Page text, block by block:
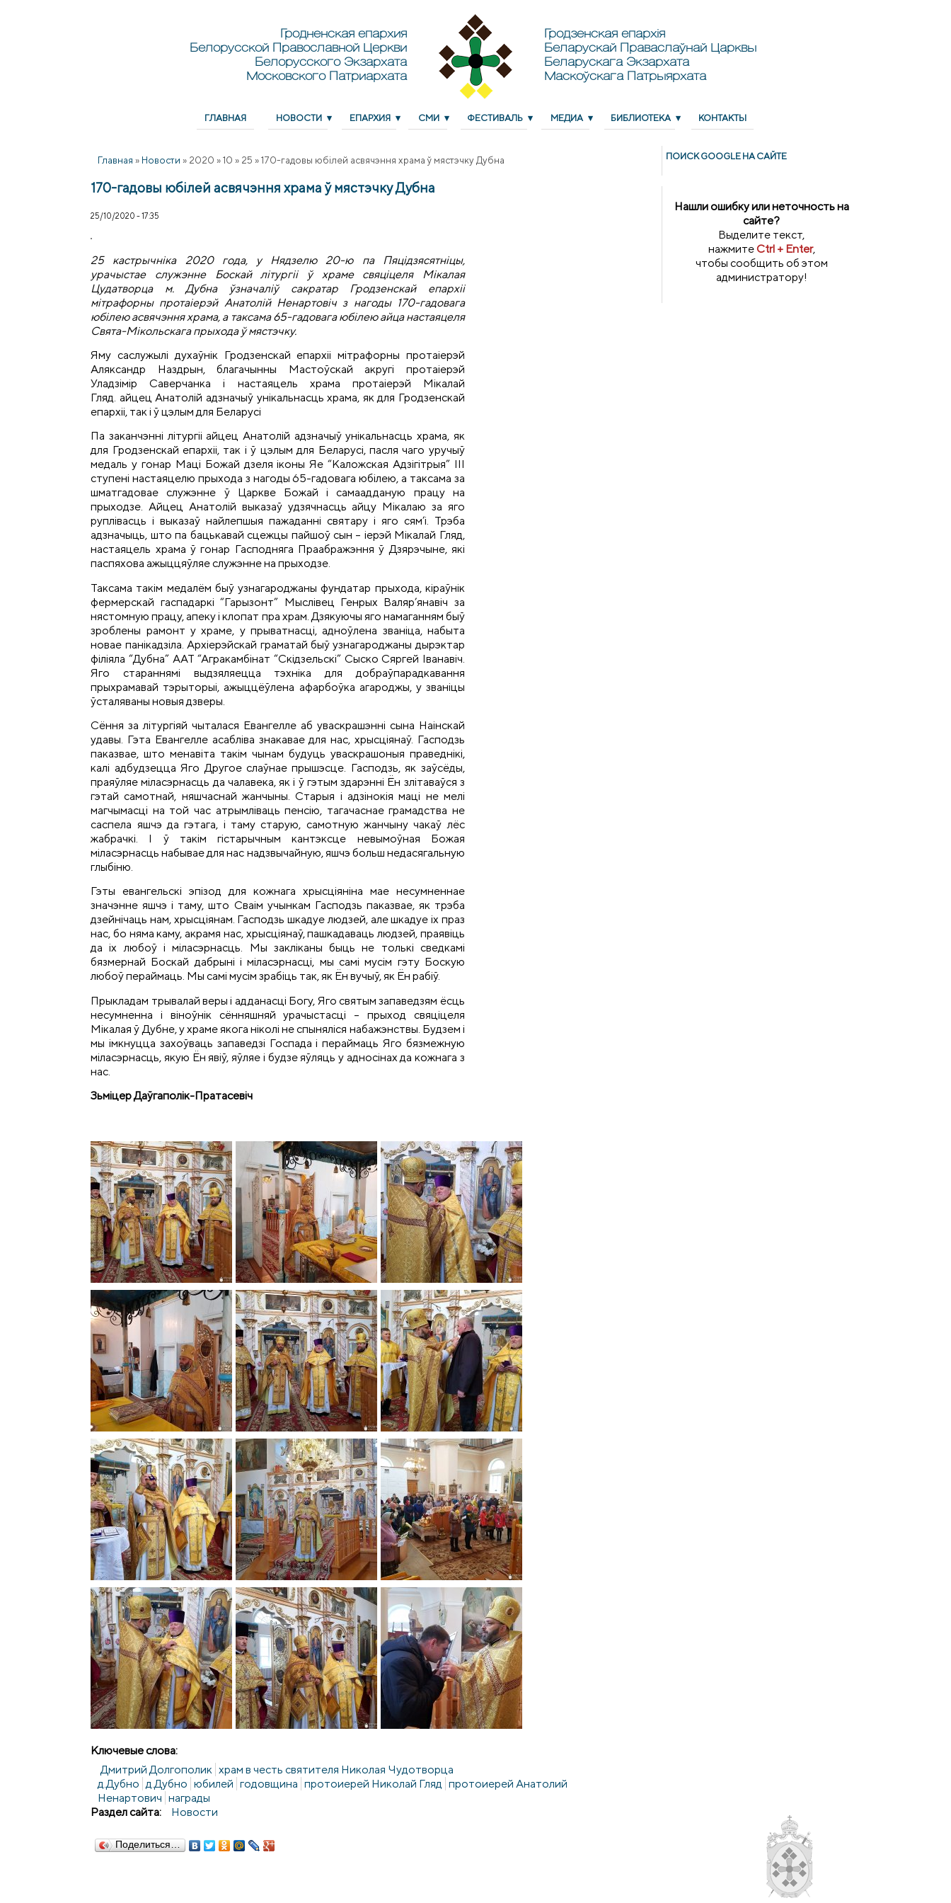
Гродненская епархия
Белорусской Православной Церкви
Белорусского Экзархата
Московского Патриархата
Гродзенская епархія
Беларускай Праваслаўнай Царквы
Беларускага Экзархата
Маскоўскага Патрыярхата
ГЛАВНАЯ НОВОСТИ ЕПАРХИЯ СМИ ФЕСТИВАЛЬ МЕДИА БИБЛИОТЕКА КОНТАКТЫ
Главная » Новости » 2020 » 10 » 25 » 170-гадовы юбілей асвячэння храма ў мястэчку Дубна
170-гадовы юбілей асвячэння храма ў мястэчку Дубна
25/10/2020 - 17:35
25 кастрычніка 2020 года, у Нядзелю 20-ю па Пяцідзясятніцы,
урачыстае служэнне Боскай літургіі ў храме свяціцеля Мікалая
Цудатворца м. Дубна ўзначаліў сакратар Гродзенскай епархіі
мітрафорны протаіерэй Анатолій Ненартовіч з нагоды 170-гадовага
юбілею асвячэння храма, а таксама 65-гадовага юбілею айца настаяцеля
Свята-Мікольскага прыхода ў мястэчку.
Яму саслужылі духаўнік Гродзенскай епархіі мітрафорны протаіерэй
Аляксандр Наздрын, благачынны Мастоўскай акругі протаіерэй
Уладзімір Саверчанка і настаяцель храма протаіерэй Мікалай
Гляд. айцец Анатолій адзначыў унікальнасць храма, як для Гродзенскай
епархіі, так і ў цэлым для Беларусі
Па заканчэнні літургіі айцец Анатолій адзначыў унікальнасць храма, як
для Гродзенскай епархіі, так і ў цэлым для Беларусі, пасля чаго уручыў
медаль у гонар Маці Божай дзеля іконы Яе “Каложская Адзігітрыя” ІІІ
ступені настаяцелю прыхода з нагоды 65-гадовага юбілею, а таксама за
шматгадовае служэнне ў Царкве Божай і самаадданую працу на
прыходзе. Айцец Анатолій выказаў удзячнасць айцу Мікалаю за яго
руплівасць і выказаў найлепшыя пажаданні святару і яго сям’і. Трэба
адзначыць, што па бацькавай сцежцы пайшоў сын – іерэй Мікалай Гляд,
настаяцель храма ў гонар Гасподняга Праабражэння ў Дзярэчыне, які
паспяхова ажыццяўляе служэнне на прыходзе.
Таксама такім медалём быў узнагароджаны фундатар прыхода, кіраўнік
фермерскай гаспадаркі “Гарызонт” Мыслівец Генрых Валяр’янавіч за
нястомную працу, апеку і клопат пра храм. Дзякуючы яго намаганням быў
зроблены рамонт у храме, у прыватнасці, адноўлена званіца, набыта
новае панікадзіла. Архіерэйскай граматай быў узнагароджаны дырэктар
філіяла “Дубна” ААТ “Агракамбінат “Скідзельскі” Сыско Сяргей Іванавіч.
Яго стараннямі выдзяляецца тэхніка для добраўпарадкавання
прыхрамавай тэрыторыі, ажыццёўлена афарбоўка агароджы, у званіцы
ўсталяваны новыя дзверы.
Сёння за літургіяй чыталася Евангелле аб уваскрашэнні сына Наінскай
удавы. Гэта Евангелле асабліва знакавае для нас, хрысціянаў. Гасподзь
паказвае, што менавіта такім чынам будуць уваскрашоныя праведнікі,
калі адбудзецца Яго Другое слаўнае прышэсце. Гасподзь, як заўсёды,
праяўляе міласэрнасць да чалавека, як і ў гэтым здарэнні Ён злітаваўся з
гэтай самотнай, няшчаснай жанчыны. Старыя і адзінокія маці не мелі
магчымасці на той час атрымліваць пенсію, тагачаснае грамадства не
саспела яшчэ да гэтага, і таму старую, самотную жанчыну чакаў лёс
жабрачкі. І ў такім гістарычным кантэксце невымоўная Божая
міласэрнасць набывае для нас надзвычайную, яшчэ больш недасягальную
глыбіню.
Гэты евангельскі эпізод для кожнага хрысціяніна мае несумненнае
значэнне яшчэ і таму, што Сваім учынкам Гасподзь паказвае, як трэба
дзейнічаць нам, хрысціянам. Гасподзь шкадуе людзей, але шкадуе іх праз
нас, бо няма каму, акрамя нас, хрысціянаў, пашкадаваць людзей, праявіць
да іх любоў і міласэрнасць. Мы закліканы быць не толькі сведкамі
бязмернай Боскай дабрыні і міласэрнасці, мы самі мусім гэту Боскую
любоў пераймаць. Мы самі мусім зрабіць так, як Ён вучыў, як Ён рабіў.
Прыкладам трывалай веры і адданасці Богу, Яго святым запаведзям ёсць
несумненна і віноўнік сённяшняй урачыстасці – прыход свяціцеля
Мікалая ў Дубне, у храме якога ніколі не спыняліся набажэнствы. Будзем і
мы імкнуцца захоўваць запаведзі Госпада і пераймаць Яго бязмежную
міласэрнасць, якую Ён явіў, яўляе і будзе яўляць у адносінах да кожнага з
нас.
Зьміцер Даўгаполік-Пратасевіч
Ключевые слова:
Дмитрий Долгополик храм в честь святителя Николая Чудотворца
д.Дубно д.Дубно юбилей годовщина протоиерей Николай Гляд протоиерей Анатолий
Ненартович награды
Раздел сайта:
Новости
Поделиться…
ПОИСК GOОGLE НА САЙТЕ
Нашли ошибку или неточность на
сайте?
Выделите текст,
нажмитеCtrl + Enter,
чтобы сообщить об этом
администратору!